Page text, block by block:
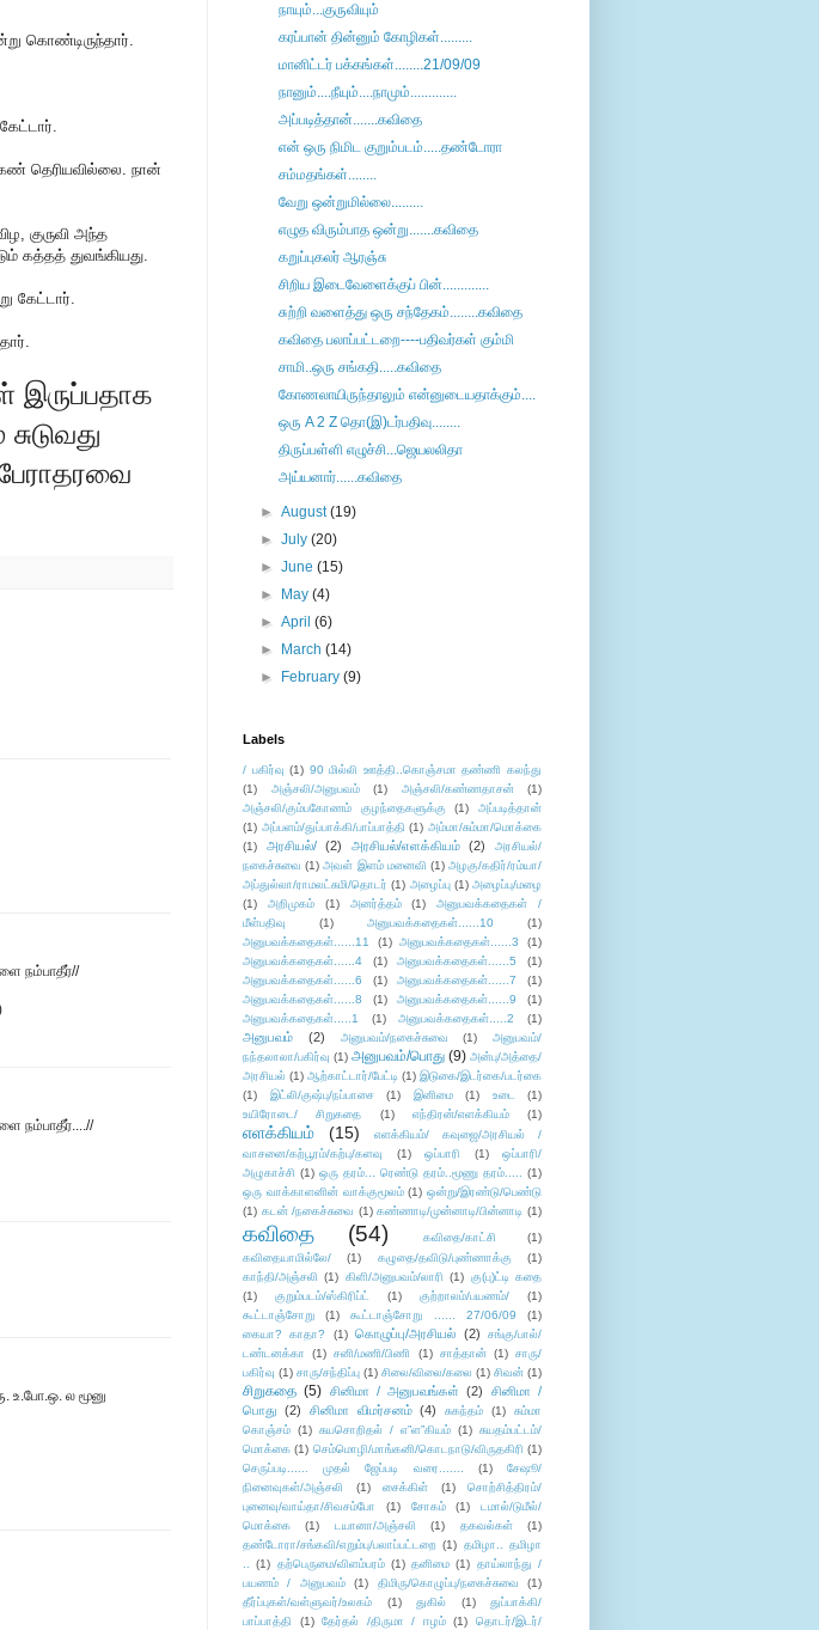
கொண்டிருந்தார்.
தெரியவில்லை. நான்
குருவி அந்த
கத்தத் துவங்கியது.
கேட்டார்.
இருப்பதாக
நம்பாதீர்//
நம்பாதீர்....//
உ.போ.ஒ. ல மூனு
நாயும்...குருவியும்
கரப்பான் தின்னும் கோழிகள்.........
மானிட்டர் பக்கங்கள்........21/09/09
நானும்....நீயும்....நாமும்.............
அப்படித்தான்.......கவிதை
என் ஒரு நிமிட குறும்படம்.....தண்டோரா
சம்மதங்கள்........
வேறு ஒன்றுமில்லை.........
எழுத விரும்பாத ஒன்று.......கவிதை
கறுப்புகலர் ஆரஞ்சு
சிறிய இடைவேளைக்குப் பின்.............
சுற்றி வளைத்து ஒரு சந்தேகம்........கவிதை
கவிதை பலாப்பட்டறை----பதிவர்கள் கும்மி
சாமி..ஒரு சங்கதி.....கவிதை
கோணலாயிருந்தாலும் என்னுடையதாக்கும்....
ஒரு A 2 Z தொ(இ)டர்பதிவு........
திருப்பள்ளி எழுச்சி...ஜெயலலிதா
அய்யனார்......கவிதை
►August(19)
►July(20)
►June(15)
►
May(4)
►April(6)
►
March(14)
►
February(9)
Labels
/ பகிர்வு (1) 90 மில்லி ஊத்தி..கொஞ்சமா தண்ணி கலந்து
(1)
அஞ்சலி/அனுபவம் (1) அஞ்சலி/கண்ணதாசன்
(1)
அஞ்சலி/கும்பகோணம் குழந்தைகளுக்கு
(1)
அப்படித்தான்
(1) அப்பளம்/துப்பாக்கி/பாப்பாத்தி (1) அம்மா/சும்மா/மொக்கை
(1)
அரசியல்/ (2) அரசியல்/எளக்கியம் (2)
அரசியல்/
நகைச்சுவை (1) அவள் இளம் மனைவி (1) அழகு/கதிர்/ரம்யா/
அப்துல்லா/ராமலட்சுமி/தொடர் (1) அழைப்பு (1) அழைப்பு/மழை
(1)
அறிமுகம் (1) அனர்த்தம் (1)
அனுபவக்கதைகள் /
மீள்பதிவு
(1) அனுபவக்கதைகள்......10
(1)
அனுபவக்கதைகள்......11
(1) அனுபவக்கதைகள்......3
(1)
அனுபவக்கதைகள்......4
(1) அனுபவக்கதைகள்......5
(1)
அனுபவக்கதைகள்......6
(1) அனுபவக்கதைகள்......7
(1)
அனுபவக்கதைகள்......8
(1) அனுபவக்கதைகள்......9
(1)
அனுபவக்கதைகள்.....1
(1) அனுபவக்கதைகள்.....2 (1)
அனுபவம் (2) அனுபவம்/நகைச்சுவை (1)
அனுபவம்/
நந்தலாலா/பகிர்வு (1) அனுபவம்/பொது (9) அன்பு/அத்தை/
அரசியல் (1) ஆற்காட்டார்/பேட்டி (1) இடுகை/இடர்கை/படர்கை
(1)
இட்லி/குஷ்பு/நப்பாசை (1) இனிமை (1) உடை
(1)
உயிரோடை/ சிறுகதை
(1) எந்திரன்/எளக்கியம் (1)
எளக்கியம் (15)
எளக்கியம்/ கவுஜை/அரசியல் /
வாசனை/கற்பூரம்/கற்பு/களவு
(1) ஒப்பாரி (1)
ஒப்பாரி/
அழுகாச்சி (1) ஒரு தரம்... ரெண்டு தரம்..மூணு தரம்..... (1)
ஒரு வாக்காளனின் வாக்குமூலம் (1) ஒன்று/இரண்டு/பெண்டு
(1) கடன் /நகைச்சுவை (1) கண்ணாடி/முன்னாடி/பின்னாடி (1)
கவிதை (54) கவிதை/காட்சி
(1)
கவிதையாமில்லே/
(1) கழுதை/தவிடு/புண்ணாக்கு
(1)
காந்தி/அஞ்சலி (1) கிளி/அனுபவம்/லாரி (1) கு(பு)ட்டி கதை
(1)
குறும்படம்/ஸ்கிரிப்ட் (1) குற்றாலம்/பயணம்/
(1)
கூட்டாஞ்சோறு
(1) கூட்டாஞ்சோறு ...... 27/06/09
(1)
கையா? காதா?
(1) கொழுப்பு/அரசியல் (2)
சங்கு/பால்/
டண்டனக்கா
(1) சனி/மணி/பிணி (1) சாத்தான் (1) சாரு/
பகிர்வு (1) சாரு/சந்திப்பு (1) சிலை/விலை/கலை (1) சிவன் (1)
சிறுகதை (5) சினிமா / அனுபவங்கள் (2)
சினிமா /
பொது (2) சினிமா விமர்சனம் (4) சுகந்தம் (1)
சும்மா
கொஞ்சம் (1) சுயசொறிதல் / எ”ள”கியம் (1) சுயதம்பட்டம்/
மொக்கை (1) செம்மொழி/மாங்கனி/கொடநாடு/விருதகிரி (1)
செருப்படி...... முதல் ஜேப்படி வரை.......
(1)
சேஷூ/
நினைவுகள்/அஞ்சலி
(1) சைக்கிள் (1)
சொற்சித்திரம்/
புனைவு/வாய்தா/சிவசம்போ
(1) சோகம் (1)
டமால்/டுமீல்/
மொக்கை
(1) டயானா/அஞ்சலி (1) தகவல்கள்
(1)
தண்டோரா/சங்கவி/எறும்பு/பலாப்பட்டறை (1) தமிழா.. தமிழா
.. (1) தற்பெருமை/விளம்பரம் (1) தனிமை (1) தாய்லாந்து /
பயணம் / அனுபவம்
(1) திமிரு/கொழுப்பு/நகைச்சுவை
(1)
தீர்ப்புகள்/வள்ளுவர்/உலகம்
(1) துகில் (1)
துப்பாக்கி/
பாப்பாத்தி
(1) தேர்தல் /திருமா / ஈழம் (1)
தொடர்/இடர்/